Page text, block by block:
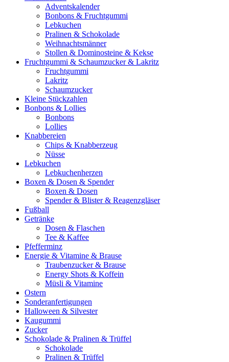
Adventskalender
Bonbons & Fruchtgummi
Lebkuchen
Pralinen & Schokolade
Weihnachtsmänner
Stollen & Dominosteine & Kekse
Fruchtgummi & Schaumzucker & Lakritz
Fruchtgummi
Lakritz
Schaumzucker
Kleine Stückzahlen
Bonbons & Lollies
Bonbons
Lollies
Knabbereien
Chips & Knabberzeug
Nüsse
Lebkuchen
Lebkuchenherzen
Boxen & Dosen & Spender
Boxen & Dosen
Spender & Blister & Reagenzgläser
Fußball
Getränke
Dosen & Flaschen
Tee & Kaffee
Pfefferminz
Energie & Vitamine & Brause
Traubenzucker & Brause
Energy Shots & Koffein
Müsli & Vitamine
Ostern
Sonderanfertigungen
Halloween & Silvester
Kaugummi
Zucker
Schokolade & Pralinen & Trüffel
Schokolade
Pralinen & Trüffel